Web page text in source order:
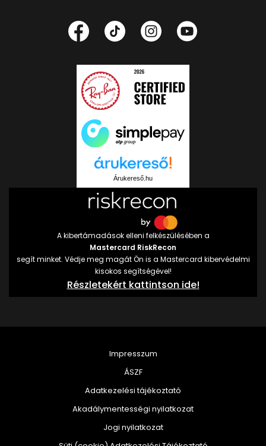
Árukereső.hu
A kibertámadások elleni felkészülésében a
Mastercard RiskRecon
segít minket. Védje meg magát Ön is a Mastercard kibervédelmi
kisokos segítségével!
Részletekért kattintson ide!
Impresszum
ÁSZF
Adatkezelési tájékoztató
Akadálymentességi nyilatkozat
Jogi nyilatkozat